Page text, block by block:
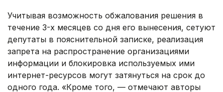
Учитывая возможность обжалования решения в
течение 3-х месяцев со дня его вынесения, сетуют
депутаты в пояснительной записке, реализация
запрета на распространение организациями
информации и блокировка используемых ими
интернет-ресурсов могут затянуться на срок до
одного года. «Кроме того, — отмечают авторы